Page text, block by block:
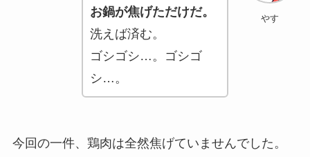
やす
お鍋が焦げただけだ。
洗えば済む。
ゴシゴシ…。ゴシゴ
シ…。
今回の一件、鶏肉は全然焦げていませんでした。